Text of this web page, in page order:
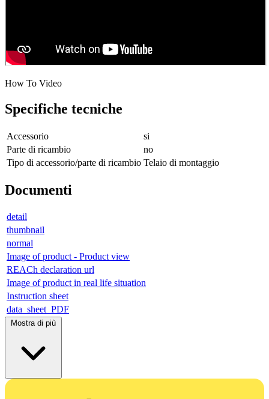
How To Video
Specifiche tecniche
Accessorio
si
Parte di ricambio
no
Tipo di accessorio/parte di ricambio Telaio di montaggio
Documenti
detail
thumbnail
normal
Image of product - Product view
REACh declaration url
Image of product in real life situation
Instruction sheet
data_sheet_PDF
Mostra di più